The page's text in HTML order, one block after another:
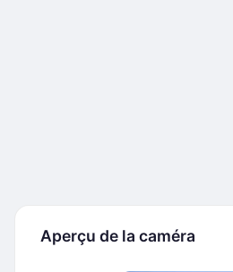
Aperçu de la caméra